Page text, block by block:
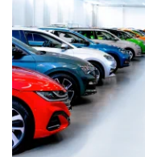
10 11 12
17 18 19
24 25 26
31 1